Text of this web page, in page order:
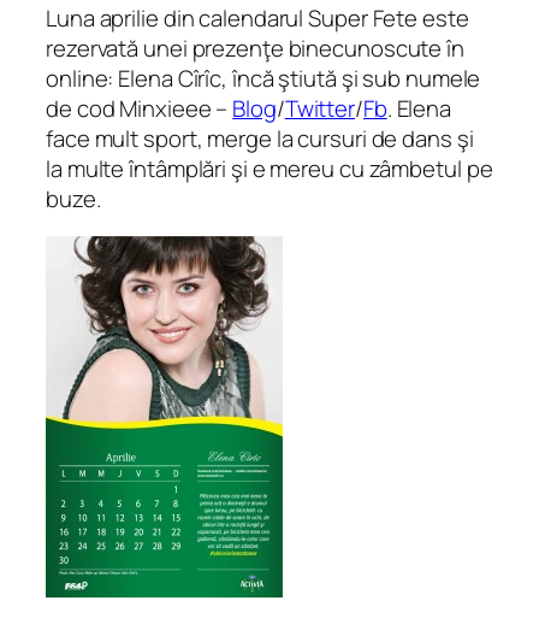
Luna aprilie din calendarul Super Fete este
rezervată unei prezenţe binecunoscute în
online: Elena Cîrîc, încă ştiută şi sub numele
de cod Minxieee – Blog/Twitter/Fb. Elena
face mult sport, merge la cursuri de dans şi
la multe întâmplări şi e mereu cu zâmbetul pe
buze.